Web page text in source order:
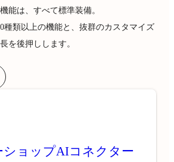
能は、すべて標準装備。
種類以上の機能と、抜群のカスタマイズ
を後押しします。
ショップAIコネクター